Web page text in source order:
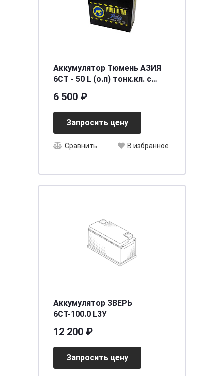
Аккумулятор Тюмень АЗИЯ
6СТ - 50 L (о.п) тонк.кл. с
[д236ш128в223/410]
6 500 ₽
Запросить цену
Сравнить В избранное
Аккумулятор ЗВЕРЬ
6СТ-100.0 L3У
12 200 ₽
Запросить цену